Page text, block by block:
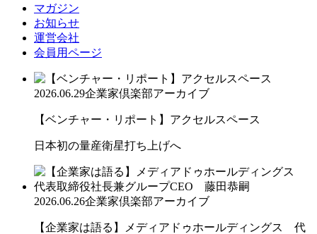
マガジン
お知らせ
運営会社
会員用ページ
2026.06.29企業家倶楽部アーカイブ
【ベンチャー・リポート】アクセルスペース
日本初の量産衛星打ち上げへ
2026.06.26企業家倶楽部アーカイブ
【企業家は語る】メディアドゥホールディングス 代